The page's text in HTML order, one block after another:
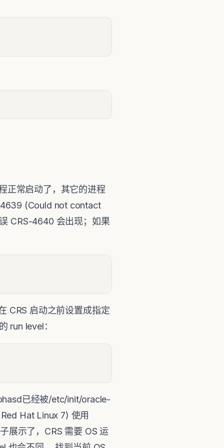
正常启动了，其它的进程
4639 (Could not contact
CRS-4640 会出现；如果
CRS 启动之前设置成指定
的 run level：
已经被/etc/init/oracle-
Hat Linux 7) 使用
展示了，CRS 需要 OS 运